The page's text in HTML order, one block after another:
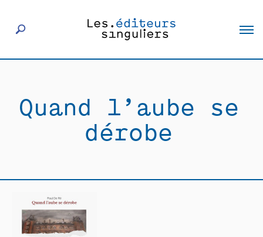
Éditeurs
Actualités
Rencontres
Quand l’aube se
dérobe